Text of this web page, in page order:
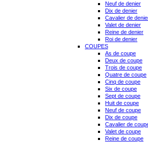
Neuf de denier
Dix de denier
Cavalier de
Valet de denier
Reine de denier
Roi de denier
COUPES
As de coupe
Deux de coupe
Trois de coupe
Quatre de coupe
Cinq de coupe
Six de coupe
Sept de coupe
Huit de coupe
Neuf de coupe
Dix de coupe
Cavalier de
Valet de coupe
Reine de coupe